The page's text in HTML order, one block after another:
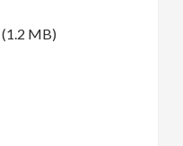
(1.2 MB)